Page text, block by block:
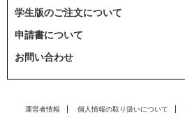
学生版のご注文について
申請書について
お問い合わせ
運営者情報 個人情報の取り扱いについて